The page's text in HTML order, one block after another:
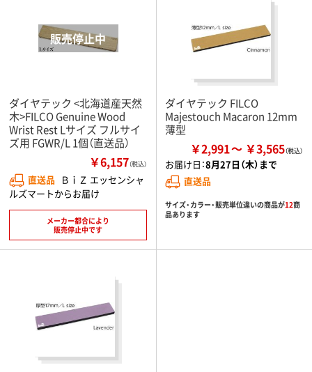
ダイヤテック <北海道産天然
木>FILCO Genuine Wood
Wrist Rest Lサイズ フルサイ
ズ用 FGWR/L 1個（直送品）
￥6,157（税込）
直送品
ＢｉＺ エッセンシャ
ルズマートからお届け
メーカー都合により
販売停止中です
ダイヤテック FILCO
Majestouch Macaron 12mm
薄型
￥2,991 ￥3,565
お届け日：8月27日（木）まで
直送品
サイズ・カラー・販売単位違いの商品が12商
品あります